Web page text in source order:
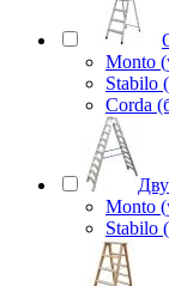
Monto
Stabilo
Corda
Monto
Stabilo